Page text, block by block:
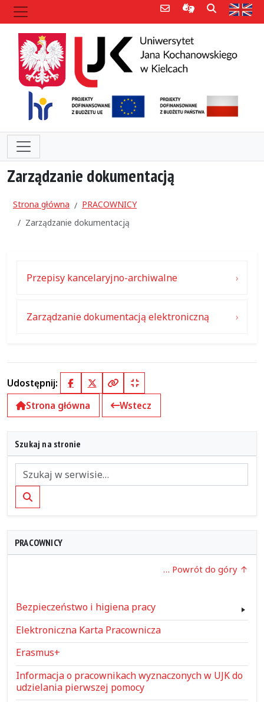
Poczta e-mailInformacje dla
Szukaj
Zarządzanie dokumentacją
Strona główna
PRACOWNICY
Zarządzanie dokumentacją
Przepisy kancelaryjno-archiwalne
Zarządzanie dokumentacją elektroniczną
Udostępnij: FacebookX (Twitter)
Kopiuj pełny link
Kopiuj krótki link
Strona główna
Wstecz
Szukaj na stronie
Szukaj
PRACOWNICY
… Powrót do góry
Bezpieczeństwo i higiena pracy
Elektroniczna Karta Pracownicza
Erasmus+
Informacja o pracownikach wyznaczonych w UJK do
udzielania pierwszej pomocy